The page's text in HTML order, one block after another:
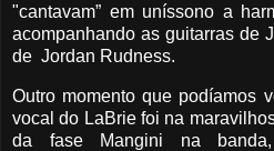
"cantavam” em uníssono a
acompanhando as guitarras de
de Jordan Rudness.
Outro momento que podíamos
vocal do LaBrie foi na
da fase Mangini na